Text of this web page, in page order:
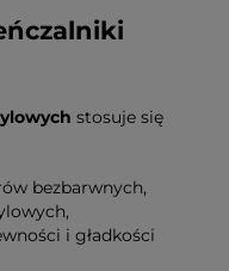
stosuje się
bezbarwnych,
i gładkości